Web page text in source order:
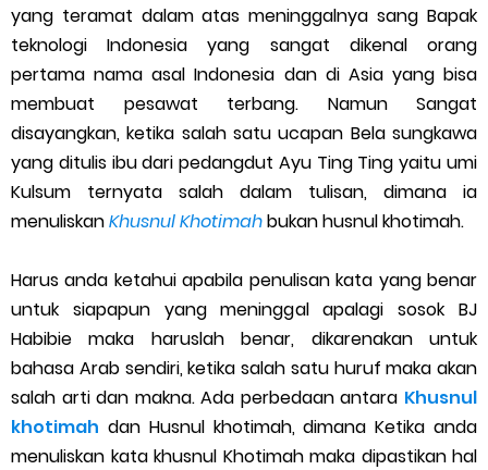
Penyebab dan Cara Memulihkan Akun Gojek Dibekukan
Cara Menghitung Penghasilan Grab Sesuai dengan Orderan
Cara Menggunakan Paket Telkomsel Mitra Gojek
5 Cara Top Up InDriver dengan Mudah
10 Cara Jitu Autobid Untuk Lala Motor dan Mobil 2023
Batas Saldo Untuk Akun Gopay Biasa dan Upgrade
Cara Mudah Melihat QR dan Barcode Shopeepay
Enroute Drop: Arti dan Penjelasan Resi Gosend
yang teramat dalam atas meninggalnya sang Bapak
teknologi Indonesia yang sangat dikenal orang
pertama nama asal Indonesia dan di Asia yang bisa
membuat pesawat terbang. Namun Sangat
disayangkan, ketika salah satu ucapan Bela sungkawa
yang ditulis ibu dari pedangdut Ayu Ting Ting yaitu umi
Kulsum ternyata salah dalam tulisan, dimana ia
menuliskanKhusnul Khotimahbukan husnul khotimah.
Harus anda ketahui apabila penulisan kata yang benar
untuk siapapun yang meninggal apalagi sosok BJ
Habibie maka haruslah benar, dikarenakan untuk
bahasa Arab sendiri, ketika salah satu huruf maka akan
salah arti dan makna. Ada perbedaan antara Khusnul
khotimah dan Husnul khotimah, dimana Ketika anda
menuliskan kata khusnul Khotimah maka dipastikan hal